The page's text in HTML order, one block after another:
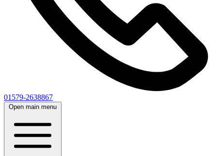
01579-2638867
Open main menu